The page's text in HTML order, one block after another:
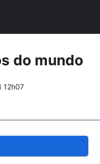
do mundo
12h07